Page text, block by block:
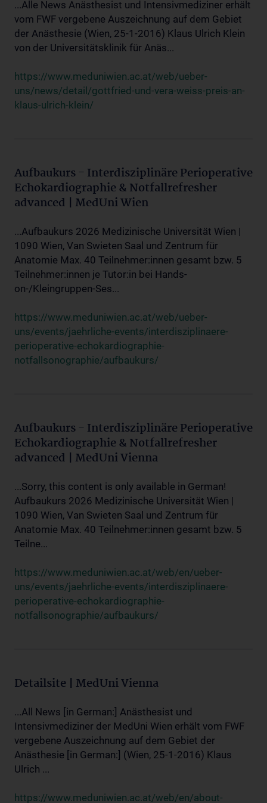
...Alle News Anästhesist und Intensivmediziner erhält
vom FWF vergebene Auszeichnung auf dem Gebiet
der Anästhesie (Wien, 25-1-2016) Klaus Ulrich Klein
von der Universitätsklinik für Anäs...
https://www.meduniwien.ac.at/web/ueber-
uns/news/detail/gottfried-und-vera-weiss-preis-an-
klaus-ulrich-klein/
Aufbaukurs - Interdisziplinäre Perioperative
Echokardiographie & Notfallrefresher
advanced | MedUni Wien
...Aufbaukurs 2026 Medizinische Universität Wien |
1090 Wien, Van Swieten Saal und Zentrum für
Anatomie Max. 40 Teilnehmer:innen gesamt bzw. 5
Teilnehmer:innen je Tutor:in bei Hands-
on-/Kleingruppen-Ses...
https://www.meduniwien.ac.at/web/ueber-
uns/events/jaehrliche-events/interdisziplinaere-
perioperative-echokardiographie-
notfallsonographie/aufbaukurs/
Aufbaukurs - Interdisziplinäre Perioperative
Echokardiographie & Notfallrefresher
advanced | MedUni Vienna
...Sorry, this content is only available in German!
Aufbaukurs 2026 Medizinische Universität Wien |
1090 Wien, Van Swieten Saal und Zentrum für
Anatomie Max. 40 Teilnehmer:innen gesamt bzw. 5
Teilne...
https://www.meduniwien.ac.at/web/en/ueber-
uns/events/jaehrliche-events/interdisziplinaere-
perioperative-echokardiographie-
notfallsonographie/aufbaukurs/
Detailsite | MedUni Vienna
...All News [in German:] Anästhesist und
Intensivmediziner der MedUni Wien erhält vom FWF
vergebene Auszeichnung auf dem Gebiet der
Anästhesie [in German:] (Wien, 25-1-2016) Klaus
Ulrich ...
https://www.meduniwien.ac.at/web/en/about-